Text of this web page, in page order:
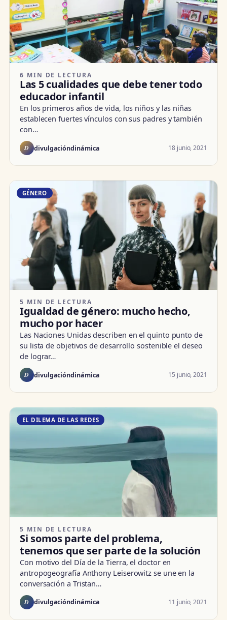
6 MIN DE LECTURA
Las 5 cualidades que debe tener todo
educador infantil
En los primeros años de vida, los niños y las niñas
establecen fuertes vínculos con sus padres y también
con…
D divulgacióndinámica 18 junio, 2021
GÉNERO
5 MIN DE LECTURA
Igualdad de género: mucho hecho,
mucho por hacer
Las Naciones Unidas describen en el quinto punto de
su lista de objetivos de desarrollo sostenible el deseo
de lograr…
D divulgacióndinámica 15 junio, 2021
EL DILEMA DE LAS REDES
5 MIN DE LECTURA
Si somos parte del problema,
tenemos que ser parte de la solución
Con motivo del Día de la Tierra, el doctor en
antropogeografía Anthony Leiserowitz se une en la
conversación a Tristan…
D divulgacióndinámica 11 junio, 2021